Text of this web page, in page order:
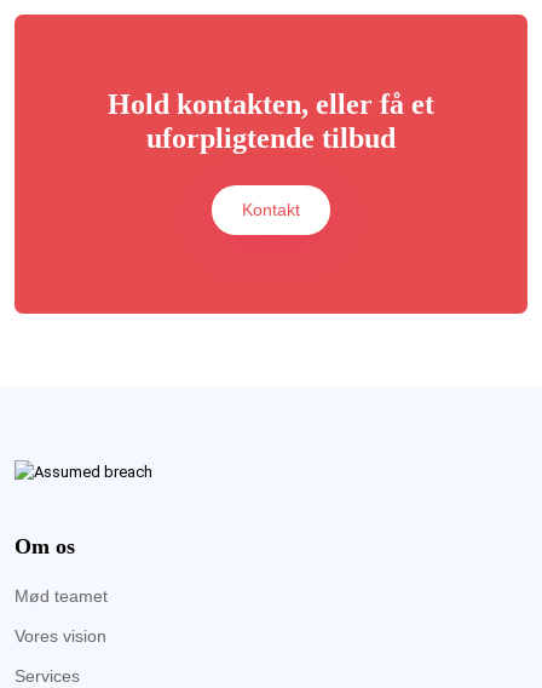
Hold kontakten, eller få et
uforpligtende tilbud
Kontakt
Om os
Mød teamet
Vores vision
Services